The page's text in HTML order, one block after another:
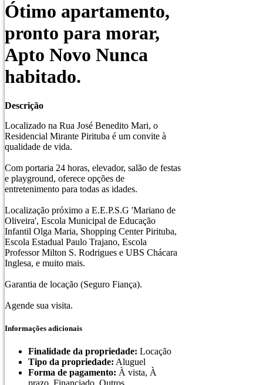
Ótimo apartamento,
pronto para morar,
Apto Novo Nunca
habitado.
Descrição
Localizado na Rua José Benedito Mari, o
Residencial Mirante Pirituba é um convite à
qualidade de vida.
Com portaria 24 horas, elevador, salão de festas
e playground, oferece opções de
entretenimento para todas as idades.
Localização próximo a E.E.P.S.G 'Mariano de
Oliveira', Escola Municipal de Educação
Infantil Olga Maria, Shopping Center Pirituba,
Escola Estadual Paulo Trajano, Escola
Professor Milton S. Rodrigues e UBS Chácara
Inglesa, e muito mais.
Garantia de locação (Seguro Fiança).
Agende sua visita.
Informações adicionais
Finalidade da propriedade: Locação
Tipo da propriedade: Aluguel
Forma de pagamento: À vista, À
prazo, Financiado, Outros...